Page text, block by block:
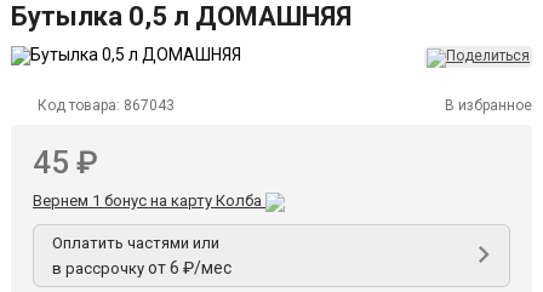
Бутылка 0,5 л ДОМАШНЯЯ
Код товара: 867043 В избранное
45 ₽
Вернем 1 бонус на карту Колба
Оплатить частями или
в рассрочку от 6 ₽/мес